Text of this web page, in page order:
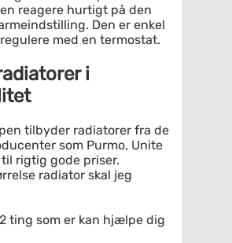
reagere hurtigt på den
Den er enkel
med en termostat.
i
tilbyder radiatorer fra de
som Purmo, Unite
rigtig gode priser.
radiator skal jeg
ting som er kan hjælpe dig